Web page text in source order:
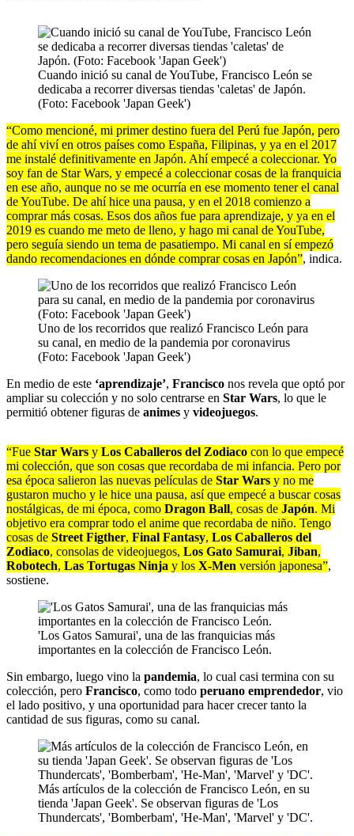
Cuando inició su canal de YouTube, Francisco León se
dedicaba a recorrer diversas tiendas 'caletas' de Japón.
(Foto: Facebook 'Japan Geek')
“Como mencioné, mi primer destino fuera del Perú fue Japón, pero
de ahí viví en otros países como España, Filipinas, y ya en el 2017
me instalé definitivamente en Japón. Ahí empecé a coleccionar. Yo
soy fan de Star Wars, y empecé a coleccionar cosas de la franquicia
en ese año, aunque no se me ocurría en ese momento tener el canal
de YouTube. De ahí hice una pausa, y en el 2018 comienzo a
comprar más cosas. Esos dos años fue para aprendizaje, y ya en el
2019 es cuando me meto de lleno, y hago mi canal de YouTube,
pero seguía siendo un tema de pasatiempo. Mi canal en sí empezó
dando recomendaciones en dónde comprar cosas en Japón”, indica.
Uno de los recorridos que realizó Francisco León para
su canal, en medio de la pandemia por coronavirus
(Foto: Facebook 'Japan Geek')
En medio de este ‘aprendizaje’, Francisco nos revela que optó por
ampliar su colección y no solo centrarse en Star Wars, lo que le
permitió obtener figuras de animes y videojuegos.
“Fue Star Wars y Los Caballeros del Zodiaco con lo que empecé
mi colección, que son cosas que recordaba de mi infancia. Pero por
esa época salieron las nuevas películas de Star Wars y no me
gustaron mucho y le hice una pausa, así que empecé a buscar cosas
nostálgicas, de mi época, como Dragon Ball, cosas de Japón. Mi
objetivo era comprar todo el anime que recordaba de niño. Tengo
cosas de Street Figther, Final Fantasy, Los Caballeros del
Zodiaco, consolas de videojuegos, Los Gato Samurai, Jiban,
Robotech, Las Tortugas Ninja y los X-Men versión japonesa”,
sostiene.
'Los Gatos Samurai', una de las franquicias más
importantes en la colección de Francisco León.
Sin embargo, luego vino la pandemia, lo cual casi termina con su
colección, pero Francisco, como todo peruano emprendedor, vio
el lado positivo, y una oportunidad para hacer crecer tanto la
cantidad de sus figuras, como su canal.
Más artículos de la colección de Francisco León, en su
tienda 'Japan Geek'. Se observan figuras de 'Los
Thundercats', 'Bomberbam', 'He-Man', 'Marvel' y 'DC'.